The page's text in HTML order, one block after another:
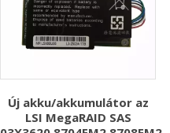
Új akku/akkumulátor az
LSI MegaRAID SAS